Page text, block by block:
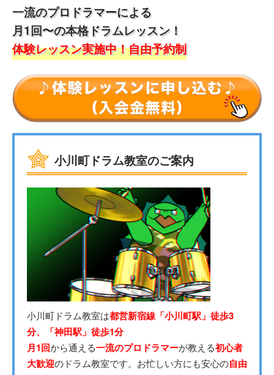
一流のプロドラマーによる
月1回〜の本格ドラムレッスン！
体験レッスン実施中！自由予約制
小川町ドラム教室のご案内
小川町ドラム教室は都営新宿線「小川町駅」徒歩3
分、「神田駅」徒歩1分
月1回から通える一流のプロドラマーが教える初心者
大歓迎のドラム教室です。お忙しい方にも安心の自由